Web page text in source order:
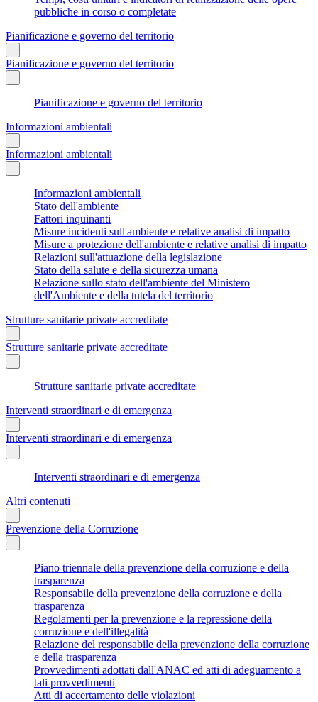
pubbliche in corso o completate
Pianificazione e governo del territorio
Pianificazione e governo del territorio
Pianificazione e governo del territorio
Informazioni ambientali
Informazioni ambientali
Informazioni ambientali
Stato dell'ambiente
Fattori inquinanti
Misure incidenti sull'ambiente e relative analisi di impatto
Misure a protezione dell'ambiente e relative analisi di impatto
Relazioni sull'attuazione della legislazione
Stato della salute e della sicurezza umana
Relazione sullo stato dell'ambiente del Ministero
dell'Ambiente e della tutela del territorio
Strutture sanitarie private accreditate
Strutture sanitarie private accreditate
Strutture sanitarie private accreditate
Interventi straordinari e di emergenza
Interventi straordinari e di emergenza
Interventi straordinari e di emergenza
Altri contenuti
Prevenzione della Corruzione
Piano triennale della prevenzione della corruzione e della
trasparenza
Responsabile della prevenzione della corruzione e della
trasparenza
Regolamenti per la prevenzione e la repressione della
corruzione e dell'illegalità
Relazione del responsabile della prevenzione della corruzione
e della trasparenza
Provvedimenti adottati dall'ANAC ed atti di adeguamento a
tali provvedimenti
Atti di accertamento delle violazioni